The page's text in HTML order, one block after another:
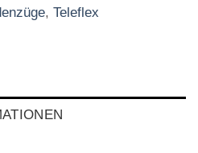
, Teleflex